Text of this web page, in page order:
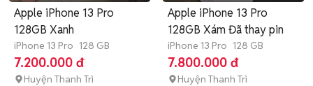
Apple iPhone 13 Pro
128GB Xanh
iPhone 13 Pro 128 GB
7.200.000 đ
Huyện Thanh Trì
Apple iPhone 13 Pro
128GB Xám Đã thay pin
iPhone 13 Pro 128 GB
7.800.000 đ
Huyện Thanh Trì